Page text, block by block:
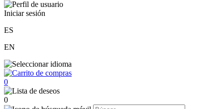
Iniciar sesión
ES
EN
0
0